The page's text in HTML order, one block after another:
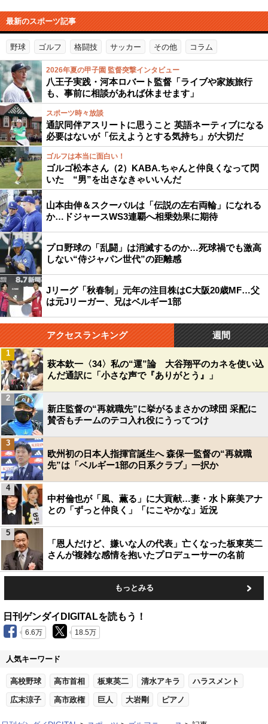
最新のスポーツ記事
野球 ゴルフ 格闘技 サッカー その他 コラム
2026年夏の甲子園 監督突撃インタビュー
八王子実践・河本ロバート監督「ライブや家族旅行
も、事前に相談があれば休ませます」
スポーツ時々放談
通訳同伴アスリートに思うこと 英語ネーティブになる
必要はないが「伝えようとする気持ち」が大切だ
ゴルフは本当に面白い！
ゴルゴ松本さん（2）KABA.ちゃんと仲良くなって閃
いた “男”を出さなきゃいいんだ
山本由伸＆スクーバルは「伝説の左右両輪」になれる
か…ドジャースWS3連覇へ相乗効果に期待
プロ野球の「乱闘」は消滅するのか…死球禍でも激高
しない“侍ジャパン世代”の距離感
Jリーグ「秋春制」元年の注目株はC大阪20歳MF…父
は元Jリーガー、兄はベルギー1部
アクセスランキング 週間
萩本欽一〈34〉私の“運”論 大谷翔平のカネを使い込
んだ通訳に「小さな声で『ありがとう』」
1
新庄監督の“再就職先”に挙がるまさかの球団 采配に
賛否もチームのテコ入れ役にうってつけ
2
欧州初の日本人指揮官誕生へ 森保一監督の“再就職
先”は「ベルギー1部の日系クラブ」一択か
3
中村倫也が「風、薫る」に大貢献…妻・水卜麻美アナ
との「ずっと仲良く」「にこやかな」近況
4
「恩人だけど、嫌いな人の代表」亡くなった板東英二
さんが複雑な感情を抱いたプロデューサーの名前
5
もっとみる
日刊ゲンダイDIGITALを読もう！
6.6万 18.5万
人気キーワード
高校野球 高市首相 板東英二 清水アキラ ハラスメント
広末涼子 高市政権 巨人 大岩剛 ピアノ